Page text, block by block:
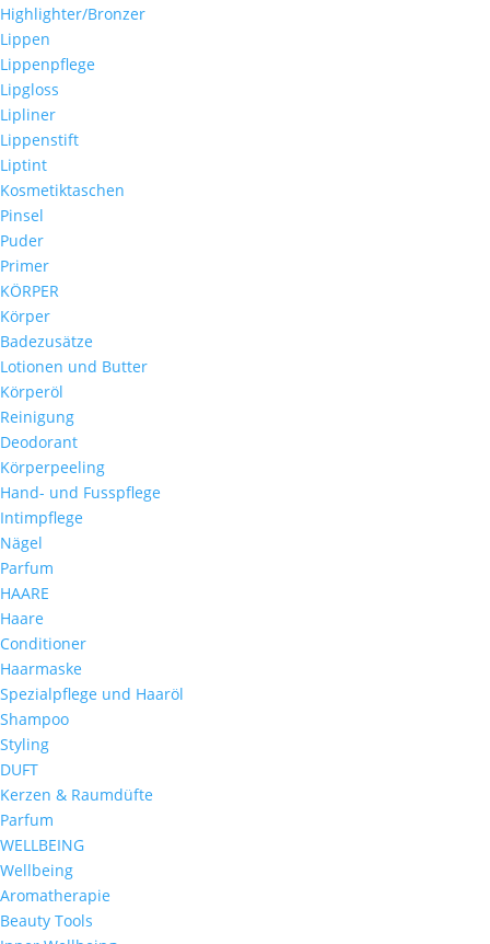
Highlighter/Bronzer
Lippen
Lippenpflege
Lipgloss
Lipliner
Lippenstift
Liptint
Kosmetiktaschen
Pinsel
Puder
Primer
KÖRPER
Körper
Badezusätze
Lotionen und Butter
Körperöl
Reinigung
Deodorant
Körperpeeling
Hand- und Fusspflege
Intimpflege
Nägel
Parfum
HAARE
Haare
Conditioner
Haarmaske
Spezialpflege und Haaröl
Shampoo
Styling
DUFT
Kerzen & Raumdüfte
Parfum
WELLBEING
Wellbeing
Aromatherapie
Beauty Tools